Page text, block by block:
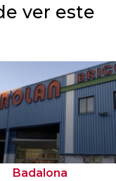
ver este
Badalona